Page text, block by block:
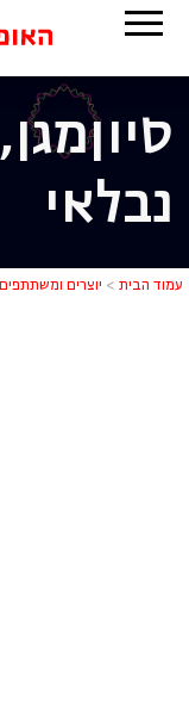
סיוןמגן,
נבלאי
עמוד הבית > יוצרים ומשתתפים